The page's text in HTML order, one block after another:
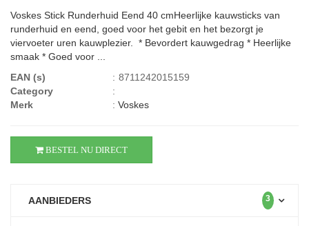
Voskes Stick Runderhuid Eend 40 cmHeerlijke kauwsticks van
runderhuid en eend, goed voor het gebit en het bezorgt je
viervoeter uren kauwplezier. * Bevordert kauwgedrag * Heerlijke
smaak * Goed voor ...
EAN (s)
: 8711242015159
Category
:
Merk
: Voskes
BESTEL NU DIRECT
AANBIEDERS 3